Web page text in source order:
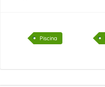
Piscina